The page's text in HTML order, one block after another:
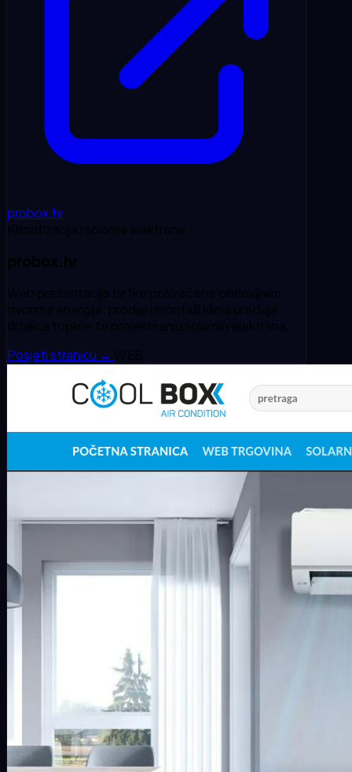
probox.hr
Klimatizacija i solarne elektrane
probox.hr
Web prezentacija tvrtke posvećene obnovljivim
izvorima energije, prodaji i montaži klima uređaja,
dizalica topline te projektiranju solarnih elektrana.
Posjeti stranicu → WEB